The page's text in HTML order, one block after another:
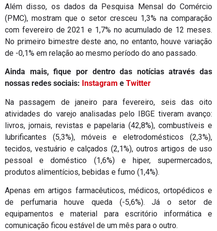
Além disso, os dados da Pesquisa Mensal do Comércio
(PMC), mostram que o setor cresceu 1,3% na comparação
com fevereiro de 2021 e 1,7% no acumulado de 12 meses.
No primeiro bimestre deste ano, no entanto, houve variação
de -0,1% em relação ao mesmo período do ano passado.
Ainda mais, fique por dentro das notícias através das
nossas redes sociais: Instagram e Twitter
Na passagem de janeiro para fevereiro, seis das oito
atividades do varejo analisadas pelo IBGE tiveram avanço:
livros, jornais, revistas e papelaria (42,8%), combustíveis e
lubrificantes (5,3%), móveis e eletrodomésticos (2,3%),
tecidos, vestuário e calçados (2,1%), outros artigos de uso
pessoal e doméstico (1,6%) e hiper, supermercados,
produtos alimentícios, bebidas e fumo (1,4%).
Apenas em artigos farmacêuticos, médicos, ortopédicos e
de perfumaria houve queda (-5,6%). Já o setor de
equipamentos e material para escritório informática e
comunicação ficou estável de um mês para o outro.